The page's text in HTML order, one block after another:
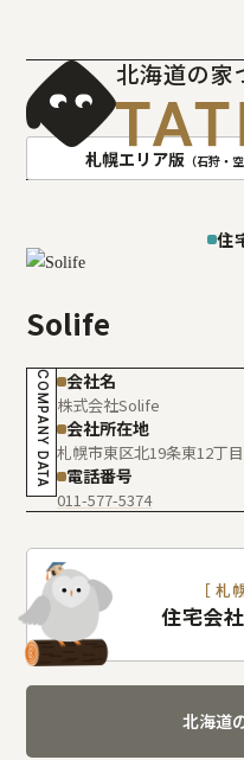
北海道の家
札幌エリア版 （石狩・
函館(渡島･檜山)版
室蘭(胆振･日高)版
北見(オホーツク)版
住
Solife
COMPANY DATA 会社名
株式会社Solife
会社所在地
札幌市東区北19条東12丁
電話番号
011-577-5374
［
住宅会
北海道